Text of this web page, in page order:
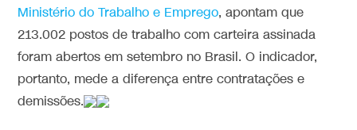
Ministério do Trabalho e Emprego, apontam que
213.002 postos de trabalho com carteira assinada
foram abertos em setembro no Brasil. O indicador,
portanto, mede a diferença entre contratações e
demissões.